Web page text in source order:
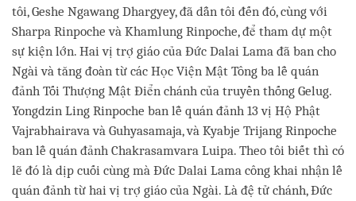
tôi, Geshe Ngawang Dhargyey, đã dẫn tôi đến đó, cùng với
Sharpa Rinpoche và Khamlung Rinpoche, để tham dự một
sự kiện lớn. Hai vị trợ giáo của Đức Dalai Lama đã ban cho
Ngài và tăng đoàn từ các Học Viện Mật Tông ba lễ quán
đảnh Tối Thượng Mật Điển chánh của truyền thống Gelug.
Yongdzin Ling Rinpoche ban lễ quán đảnh 13 vị Hộ Phật
Vajrabhairava và Guhyasamaja, và Kyabje Trijang Rinpoche
ban lễ quán đảnh Chakrasamvara Luipa. Theo tôi biết thì có
lẽ đó là dịp cuối cùng mà Đức Dalai Lama công khai nhận lễ
quán đảnh từ hai vị trợ giáo của Ngài. Là đệ tử chánh, Đức